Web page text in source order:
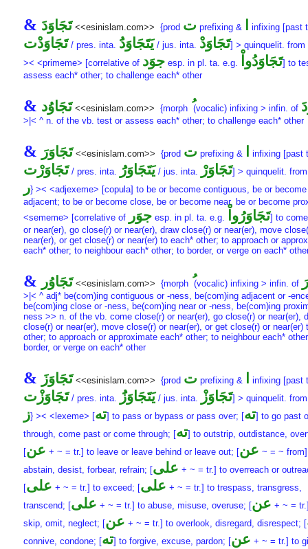
& تَجَاوَدَ <<esinislam.com>> {prod ت prefixing & infixing [past
تَجَاوَدْت/ pres. inta. يَتَجَاوَدَُ / jus. inta. تَجَاوَدْ] > quinquelit. from
>< <primeme> [correlative of جوَدesp. in pl. ta. e.g. تَجَاوَدُواْ] to
assess each* other; to challenge each* other
& تَجَاوُد <<esinislam.com>> {morph (vocalic) infixing > infin. of
>|< ^ n. of the vb. test or assess each* other; to challenge each* other
& تَجَاوَرَ <<esinislam.com>> {prod ت prefixing & infixing [past
تَجَاوَرْت/ pres. inta. يَتَجَاوَرَُ / jus. inta. تَجَاوَرْ] > quinquelit.
ر} >< <adjexeme> [copula] to be or become contiguous, be or become
adjacent; to be or become close, be or become near, be or become
<sememe> [correlative of
جوَرesp. in pl. ta. e.g. تَجَاوَرُواْ] to
or near(er), go close(r) or near(er), draw close(r) or near(er), move
near(er), or get close(r) or near(er) to each* other; to approach or
each* other; to neighbour each* other; to border, or verge on each*
& تَجَاوُر <<esinislam.com>> {morph (vocalic) infixing > infin. of
>|< ^ adj* be(com)ing contiguous or -ness, be(com)ing adjacent or -
be(com)ing close or -ness, be(com)ing near or -ness, be(com)ing
ness >> n. of the vb. come close(r) or near(er), go close(r) or near(er),
close(r) or near(er), move close(r) or near(er), or get close(r) or near(er)
other; to approach or approximate each* other; to neighbour each*
border, or verge on each* other
& تَجَاوَزَ <<esinislam.com>> {prod ت prefixing & infixing [past
تَجَاوَزْت/ pres. inta. يَتَجَاوَزَُ / jus. inta. تَجَاوَزْ] > quinquelit.
ز} >< <lexeme> [ته] to pass or bypass or pass over; [ته] to go past
through, come past or come through; [ته] to outstrip, outdistance,
[عن + ~ = tr.] to leave or leave behind or leave out; [عن ~ = ~
abstain, desist, forbear, refrain; [على + ~ = tr.] to overreach or
[على + ~ = tr.] to exceed; [على + ~ = tr.] to trespass, transgress,
transcend; [على + ~ = tr.] to abuse, misuse, overuse; [عن + ~ =
skip, omit, neglect; [عن + ~ = tr.] to overlook, disregard, disrespect; [
connive, condone; [ته] to forgive, excuse, pardon; [عن + ~ = tr.] to